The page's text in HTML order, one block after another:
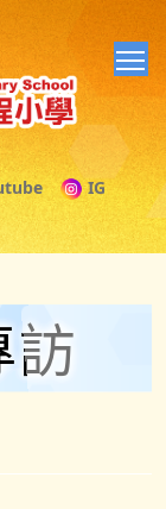
IG